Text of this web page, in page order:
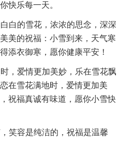
快乐每一天。
白的雪花，浓浓的思念，深深
美的祝福：小雪到来，天气寒
添衣御寒，愿你健康平安！
，爱情更加美妙，乐在雪花飘
在雪花满地时，爱情更加美
祝福真诚有味道，愿你小雪快
笑容是纯洁的，祝福是温馨